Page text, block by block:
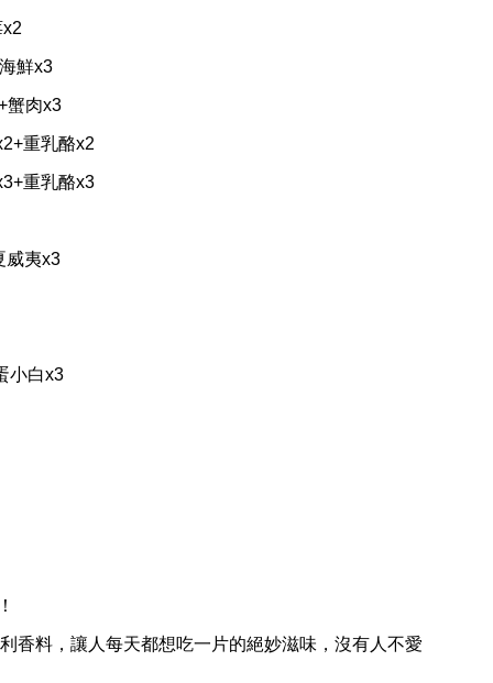
鮮x3
蟹肉x3
重乳酪x2
重乳酪x3
威夷x3
小白x3
香料，讓人每天都想吃一片的絕妙滋味，沒有人不愛